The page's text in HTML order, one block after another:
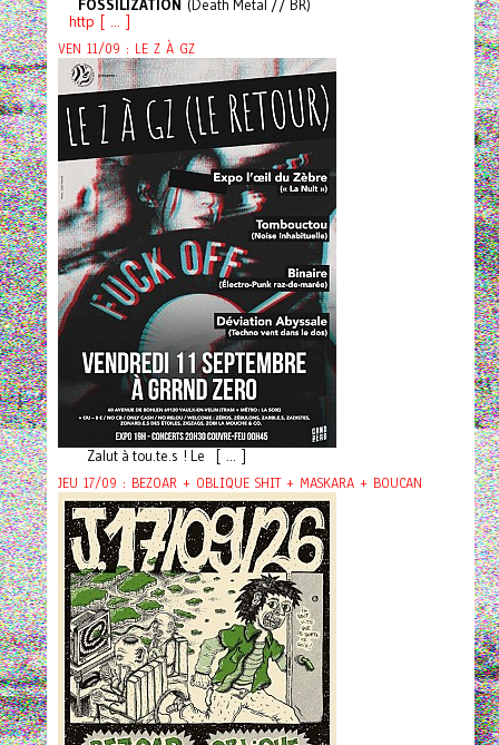
FOSSILIZATION (Death Metal // BR)
http [ ... ]
VEN 11/09 : LE Z À GZ
Zalut à tou.te.s ! Le [ ... ]
JEU 17/09 : BEZOAR + OBLIQUE SHIT + MASKARA + BOUCAN